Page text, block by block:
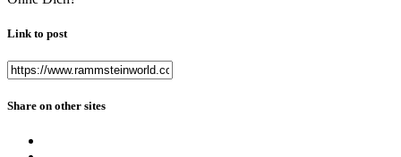
Link to post
Share on other sites